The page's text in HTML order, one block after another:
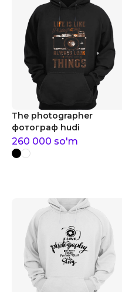
The photographer
фотограф hudi
260 000 so'm